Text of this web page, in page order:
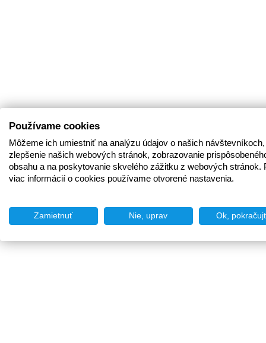
Používame cookies
Môžeme ich umiestniť na analýzu údajov o našich
zlepšenie našich webových stránok, zobrazovanie
obsahu a na poskytovanie skvelého zážitku z webových stránok.
viac informácií o cookies používame otvorené nastavenia.
Zamietnuť Nie, uprav Ok,